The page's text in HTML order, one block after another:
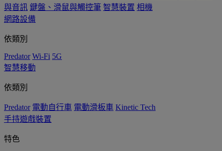
與音訊 鍵盤、滑鼠與觸控筆 智慧裝置 相機
網路設備
依類別
Predator Wi-Fi 5G
智慧移動
依類別
Predator 電動自行車 電動滑板車 Kinetic Tech
手持遊戲裝置
特色